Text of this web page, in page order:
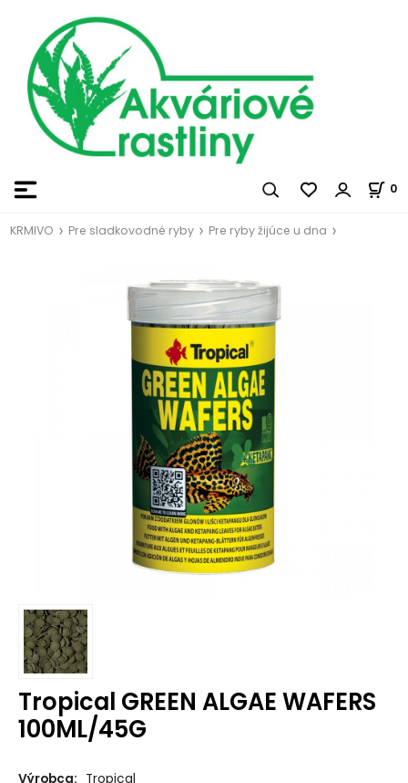
0
KRMIVO Pre sladkovodné ryby Pre ryby žijúce u dna
Tropical GREEN ALGAE WAFERS
100ML/45G
Výrobca: Tropical